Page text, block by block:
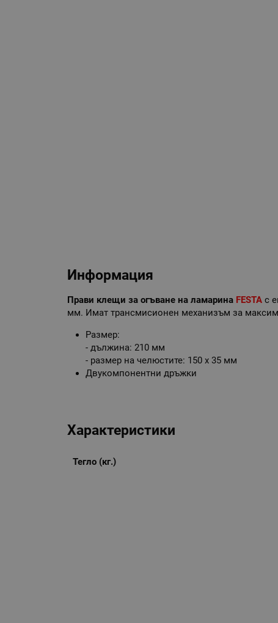
Информация
Прави клещи за огъване на ламарина FESTA с
мм. Имат трансмисионен механизъм за
Размер:
- дължина: 210 мм
- размер на челюстите: 150 х 35 мм
Двукомпонентни дръжки
Характеристики
Тегло (кг.)